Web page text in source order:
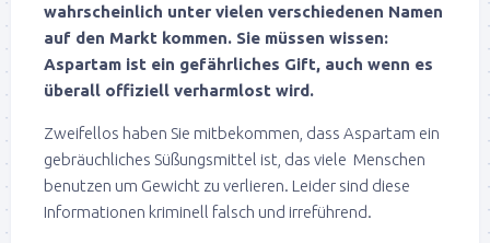
wahrscheinlich unter vielen verschiedenen Namen
auf den Markt kommen. Sie müssen wissen:
Aspartam ist ein gefährliches Gift, auch wenn es
überall offiziell verharmlost wird.
Zweifellos haben Sie mitbekommen, dass Aspartam ein
gebräuchliches Süßungsmittel ist, das viele Menschen
benutzen um Gewicht zu verlieren. Leider sind diese
Informationen kriminell falsch und irreführend.